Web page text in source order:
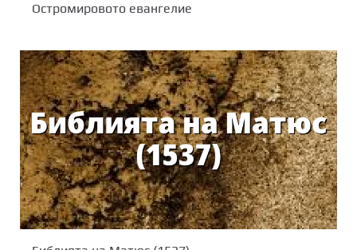
Остромировото евангелие